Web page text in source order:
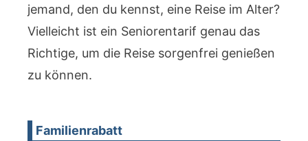
jemand, den du kennst, eine Reise im Alter?
Vielleicht ist ein Seniorentarif genau das
Richtige, um die Reise sorgenfrei genießen
zu können.
Familienrabatt